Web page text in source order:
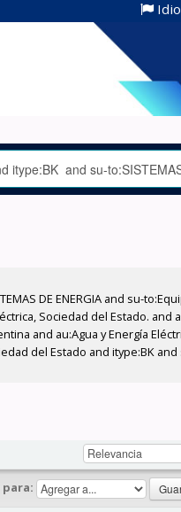
DE ENERGIA and su-
Sociedad del Estado. and
and au:Agua y Energía
del Estado and itype:BK